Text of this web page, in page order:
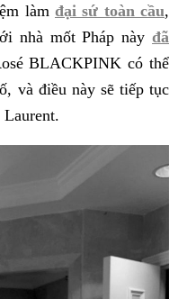
làm đại sứ toàn cầu,
nhà mốt Pháp này đã
BLACKPINK có thể
và điều này sẽ tiếp tục